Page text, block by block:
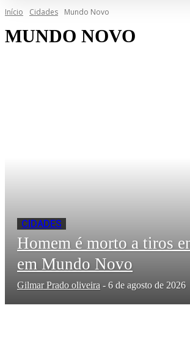
Início Cidades Mundo Novo
MUNDO NOVO
CIDADES
Homem é morto a tiros
em Mundo Novo
Gilmar Prado oliveira - 6 de agosto de 2026